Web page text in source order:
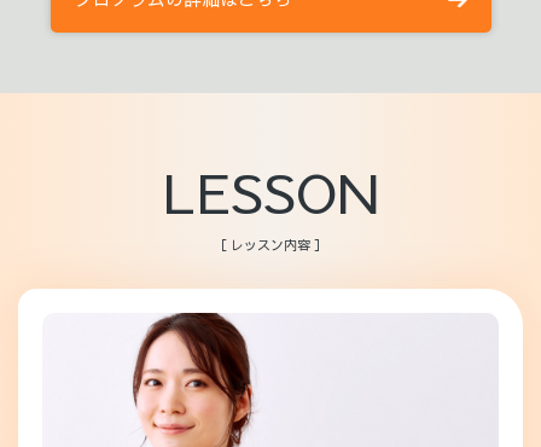
LESSON
［ レッスン内容 ］